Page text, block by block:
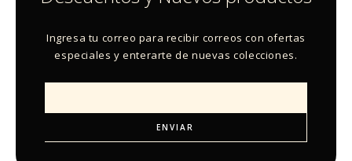
Ingresa tu correo para recibir correos con ofertas
especiales y enterarte de nuevas colecciones.